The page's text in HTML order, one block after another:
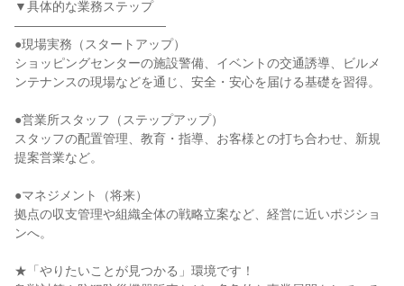
▼具体的な業務ステップ
――――――――――――
●現場実務（スタートアップ）
ショッピングセンターの施設警備、イベントの交通誘導、ビルメ
ンテナンスの現場などを通じ、安全・安心を届ける基礎を習得。
●営業所スタッフ（ステップアップ）
スタッフの配置管理、教育・指導、お客様との打ち合わせ、新規
提案営業など。
●マネジメント（将来）
拠点の収支管理や組織全体の戦略立案など、経営に近いポジショ
ンへ。
★「やりたいことが見つかる」環境です！